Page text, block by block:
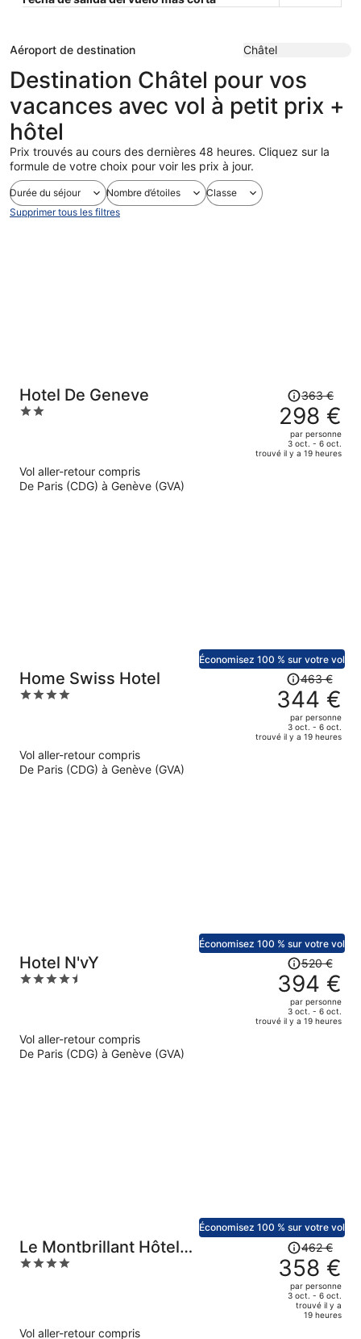
Aéroport de destination Châtel
Destination Châtel pour vos
vacances avec vol à petit prix +
hôtel
Prix trouvés au cours des dernières 48 heures. Cliquez sur la
formule de votre choix pour voir les prix à jour.
Durée du séjour Nombre d’étoiles
Classe
Supprimer tous les filtres
Hotel De Geneve
2
Le
prix
était
de
363 €.
363 €
298 €
par personne
3 oct. - 6 oct.
trouvé il y a 19 heures
Vol aller-retour compris
De Paris (CDG) à Genève (GVA)
Home Swiss Hotel
4
Économisez 100 % sur votre vol
Le
prix
était
de
463 €.
463 €
344 €
par personne
3 oct. - 6 oct.
trouvé il y a 19 heures
Vol aller-retour compris
De Paris (CDG) à Genève (GVA)
Hotel N'vY
4.5
Économisez 100 % sur votre vol
Le
prix
était
de
520 €.
520 €
394 €
par personne
3 oct. - 6 oct.
trouvé il y a 19 heures
Vol aller-retour compris
De Paris (CDG) à Genève (GVA)
Le Montbrillant Hôtel
Residence
4
Économisez 100 % sur votre vol
Le
prix
était
de
462 €.
462 €
358 €
par personne
3 oct. - 6 oct.
trouvé il y a
19 heures
Vol aller-retour compris